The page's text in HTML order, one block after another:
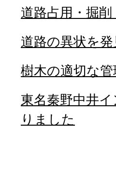
道路占用・掘
道路の異状を
樹木の適切な
東名秦野中井
りました